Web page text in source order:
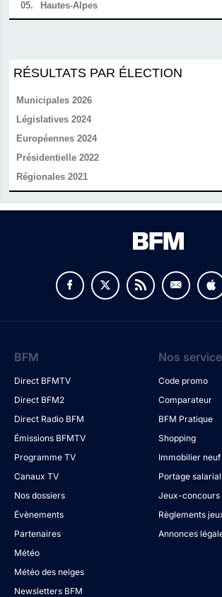
05.
Hautes-Alpes
RÉSULTATS PAR ÉLECTION
Municipales 2026
Législatives 2024
Européennes 2024
Présidentielle 2022
Régionales 2021
v
BFM
Direct BFMTV
Direct BFM2
Direct Radio BFM
Émissions BFMTV
Programme TV
Canaux TV
Nos dossiers
Évènements
Partenaires
Météo
Météo des neiges
Newsletters BFM
Nos
Code promo
Comparateur
BFM Pratique
Shopping
Immobilier neuf
Portage salarial
Jeux-concours
Règlements
Annonces